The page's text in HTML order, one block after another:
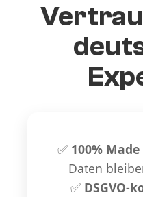
✅ 100%
Daten
✅ DSGVO-